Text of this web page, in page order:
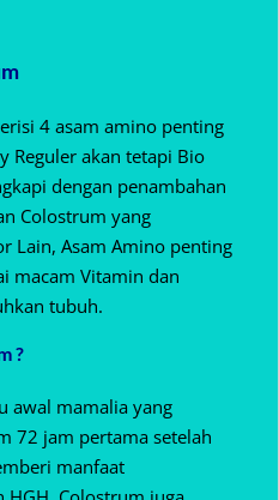
4 asam amino penting
Reguler akan tetapi Bio
dengan penambahan
Colostrum yang
Lain, Asam Amino penting
macam Vitamin dan
tubuh.
?
awal mamalia yang
72 jam pertama setelah
manfaat